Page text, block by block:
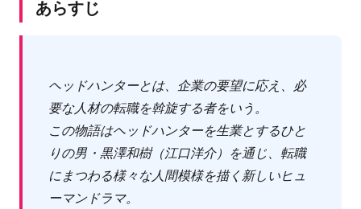
あらすじ
ヘッドハンターとは、企業の要望に応え、必
要な人材の転職を斡旋する者をいう。
この物語はヘッドハンターを生業とするひと
りの男・黒澤和樹（江口洋介）を通じ、転職
にまつわる様々な人間模様を描く新しいヒュ
ーマンドラマ。